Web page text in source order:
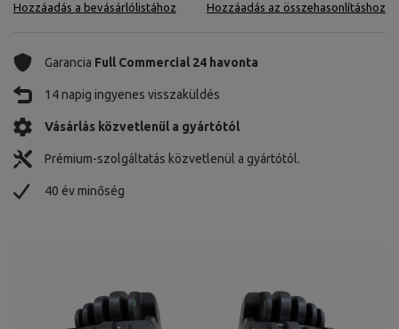
Hozzáadás a bevásárlólistához Hozzáadás az összehasonlításhoz
Garancia Full Commercial 24 havonta
14 napig ingyenes visszaküldés
Vásárlás közvetlenül a gyártótól
Prémium-szolgáltatás közvetlenül a gyártótól.
40 év minőség